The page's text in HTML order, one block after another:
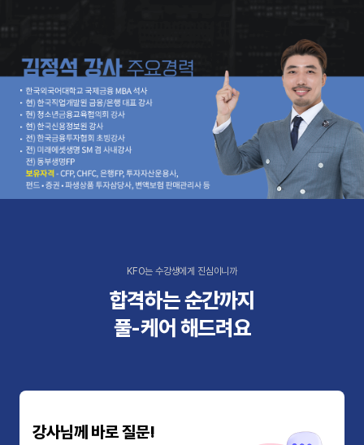
KFO는 수강생에게 진심이니까
합격하는 순간까지
풀-케어 해드려요
강사님께 바로 질문!